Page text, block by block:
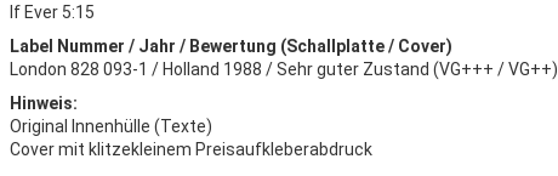
If Ever 5:15
Label Nummer / Jahr / Bewertung (Schallplatte / Cover)
London 828 093-1 / Holland 1988 / Sehr guter Zustand (VG+++ / VG++)
Hinweis:
Original Innenhülle (Texte)
Cover mit klitzekleinem Preisaufkleberabdruck